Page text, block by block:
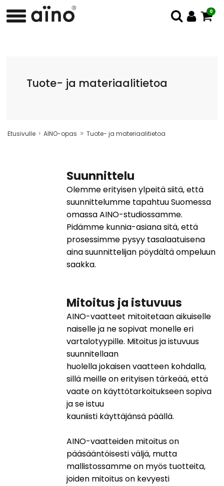
0
Tuote- ja materiaalitietoa
Etusivulle › AINO-opas » Tuote- ja materiaalitietoa
Suunnittelu
Olemme erityisen ylpeitä siitä, että
suunnittelumme tapahtuu Suomessa
omassa AINO-studiossamme.
Pidämme kunnia-asiana sitä, että
prosessimme pysyy tasalaatuisena
aina suunnittelijan pöydältä ompeluun
saakka.
Mitoitus ja istuvuus
AINO-vaatteet mitoitetaan aikuiselle
naiselle ja ne sopivat monelle eri
vartalotyypille. Mitoitus ja istuvuus
suunnitellaan
huolella jokaisen vaatteen kohdalla,
sillä meille on erityisen tärkeää, että
vaate on käyttötarkoitukseen sopiva
ja se istuu
kauniisti käyttäjänsä päällä.
AINO-vaatteiden mitoitus on
pääsääntöisesti väljä, mutta
mallistossamme on myös tuotteita,
joiden mitoitus on kevyesti